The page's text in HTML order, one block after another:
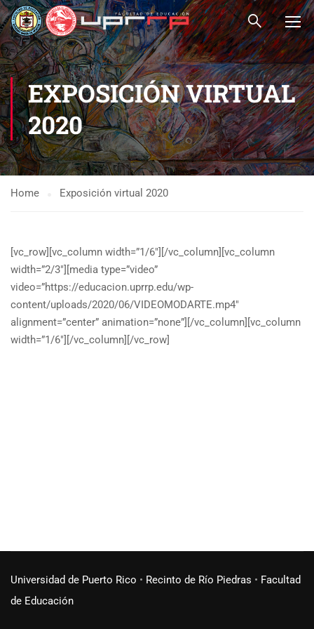
EXPOSICIÓN VIRTUAL
2020
Home Exposición virtual 2020
[vc_row][vc_column width=”1/6″][/vc_column][vc_column
width=”2/3″][media type=”video”
video=”https://educacion.uprrp.edu/wp-
content/uploads/2020/06/VIDEOMODARTE.mp4″
alignment=”center” animation=”none”][/vc_column][vc_column
width=”1/6″][/vc_column][/vc_row]
Universidad de Puerto Rico • Recinto de Río Piedras • Facultad
de Educación